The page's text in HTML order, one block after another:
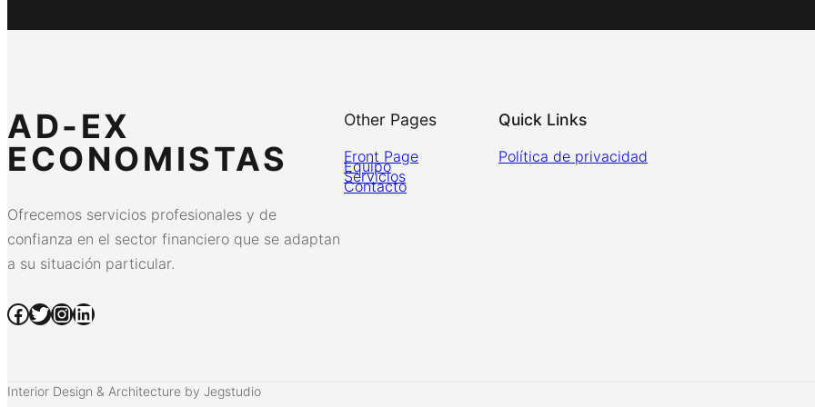
AD-EX
ECONOMISTAS
Ofrecemos servicios profesionales y de
confianza en el sector financiero que se adaptan
a su situación particular.
Facebook Twitter InstagramLinkedIn
Other Pages
Front Page
Equipo
Servicios
Contacto
Quick Links
Política de privacidad
Interior Design & Architecture by Jegstudio